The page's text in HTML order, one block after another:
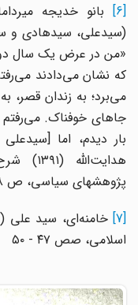
بانو خدیجه
(سیدعلی، سیدهادی و
«من در عرض یک سال دو
که نشان می‌دادند
می‌برد؛ به زندان قصر، به
جاهای خوفناک. می‌رفتم
بار دیدم، اما
پژوهشهای سیاسی، ص ۲۸)
اسلامی، صص ۴۷ - ۵۰